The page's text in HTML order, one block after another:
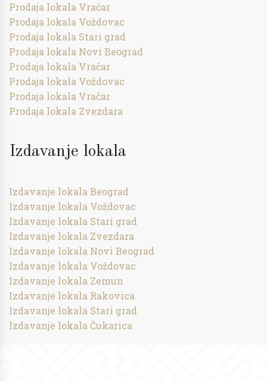
Prodaja lokala Vračar
Prodaja lokala Voždovac
Prodaja lokala Stari grad
Prodaja lokala Novi Beograd
Prodaja lokala Vračar
Prodaja lokala Voždovac
Prodaja lokala Vračar
Prodaja lokala Zvezdara
Izdavanje lokala
Izdavanje lokala Beograd
Izdavanje lokala Voždovac
Izdavanje lokala Stari grad
Izdavanje lokala Zvezdara
Izdavanje lokala Novi Beograd
Izdavanje lokala Voždovac
Izdavanje lokala Zemun
Izdavanje lokala Rakovica
Izdavanje lokala Stari grad
Izdavanje lokala Čukarica